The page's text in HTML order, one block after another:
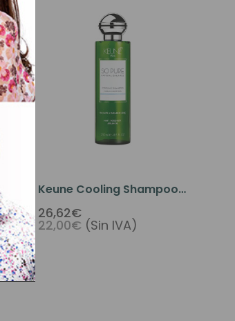
Keune Cooling Shampoo
8.5 Oz
26,62€
22,00€ (Sin IVA)